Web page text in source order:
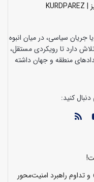
جریان سیاسی، در میان انبوه
دارد تا رویکردی مستقل،
منطقه و جهان داشته
کنید:
و تداوم راهبرد امنیت‌محور